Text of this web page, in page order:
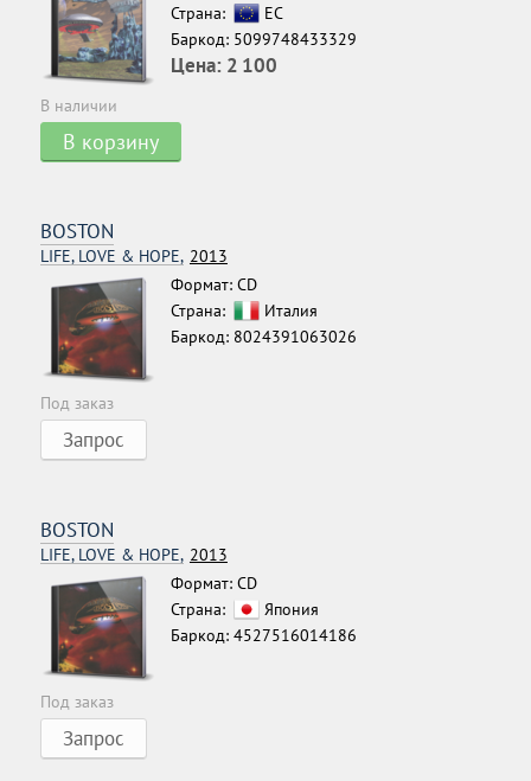
Страна:
ЕС
Баркод: 5099748433329
Цена: 2 100
В наличии
В корзину
BOSTON
LIFE, LOVE & HOPE, 2013
Формат: CD
Страна:
Италия
Баркод: 8024391063026
Под заказ
Запрос
BOSTON
LIFE, LOVE & HOPE, 2013
Формат: CD
Страна:
Япония
Баркод: 4527516014186
Под заказ
Запрос